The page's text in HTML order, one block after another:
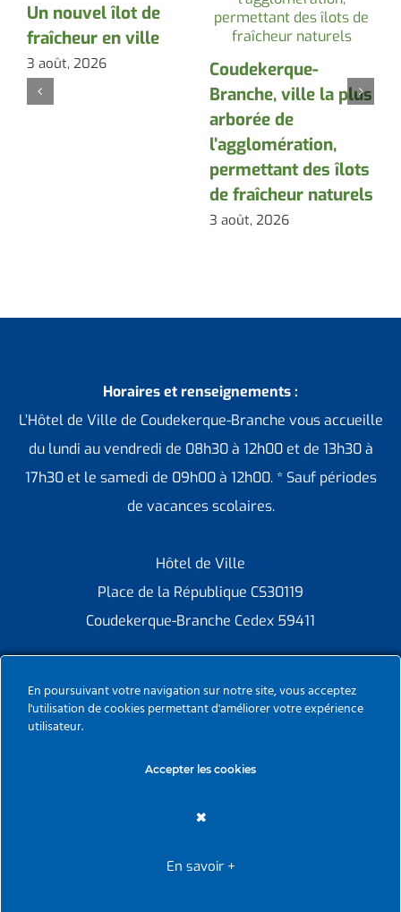
Un nouvel îlot de
fraîcheur en ville
3 août, 2026
Coudekerque-
Branche, ville la plus
arborée de
l’agglomération,
permettant des îlots
de fraîcheur naturels
3 août, 2026
Horaires et renseignements :
L’Hôtel de Ville de Coudekerque-Branche vous accueille
du lundi au vendredi de 08h30 à 12h00 et de 13h30 à
17h30 et le samedi de 09h00 à 12h00. * Sauf périodes
de vacances scolaires.
Hôtel de Ville
Place de la République CS30119
Coudekerque-Branche Cedex 59411
Télécopie : 03 28 60 85 09
IProtection vie privée
En poursuivant votre navigation sur notre site, vous acceptez
l'utilisation de cookies permettant d'améliorer votre expérience
utilisateur.
Accepter les cookies
En savoir +